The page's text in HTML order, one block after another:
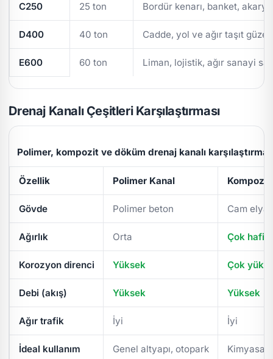
C250 25 ton Bordür kenarı, banket,
D400 40 ton Cadde, yol ve ağır taşıt
E600 60 ton Liman, lojistik, ağır sanayi
Drenaj Kanalı Çeşitleri Karşılaştırması
Polimer, kompozit ve döküm drenaj kanalı
Özellik Polimer Kanal Kompozit
Gövde Polimer beton Cam
Ağırlık Orta Çok hafif
Korozyon direnci Yüksek Çok
Debi (akış) Yüksek Yüksek
Ağır trafik İyi İyi
İdeal kullanım Genel altyapı, otopark